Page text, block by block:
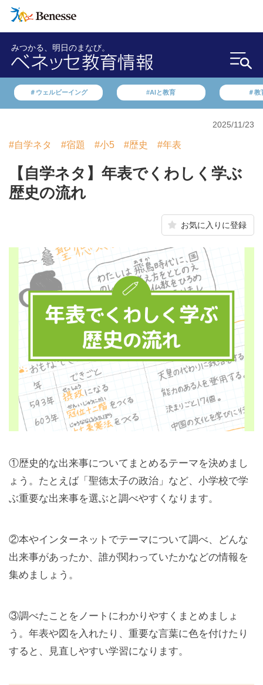
みつかる、明日のまなび。
＃ウェルビーイング #AIと教育 ＃教
2025/11/23
#自学ネタ #宿題 #小5 #歴史 #年表
【自学ネタ】年表でくわしく学ぶ
歴史の流れ
お気に入りに登録
①歴史的な出来事についてまとめるテーマを決めまし
ょう。たとえば「聖徳太子の政治」など、小学校で学
ぶ重要な出来事を選ぶと調べやすくなります。
②本やインターネットでテーマについて調べ、どんな
出来事があったか、誰が関わっていたかなどの情報を
集めましょう。
③調べたことをノートにわかりやすくまとめましょ
う。年表や図を入れたり、重要な言葉に色を付けたり
すると、見直しやすい学習になります。